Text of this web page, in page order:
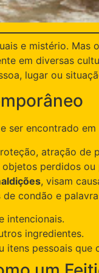
e mistério. Mas
em diversas
lugar ou
ser encontrado em
atração de
perdidos ou
, visam
condão e
intencionais.
ingredientes.
itens pessoais que